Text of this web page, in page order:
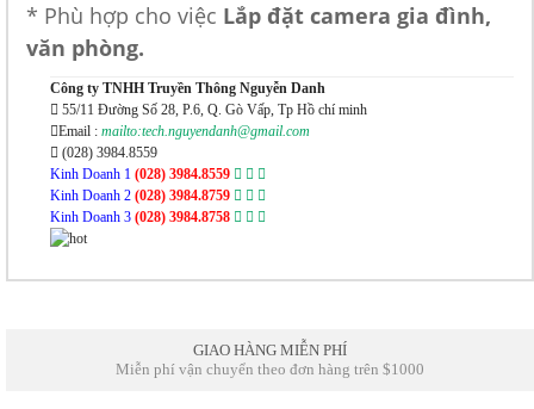
* Phù hợp cho việc Lắp đặt camera gia đình,
văn phòng.
Công ty TNHH Truyền Thông Nguyễn Danh
55/11 Đường Số 28, P.6, Q. Gò Vấp, Tp Hồ chí minh
Email : mailto:tech.nguyendanh@gmail.com
(028) 3984.8559
Kinh Doanh 1 (028) 3984.8559
Kinh Doanh 2 (028) 3984.8759
Kinh Doanh 3 (028) 3984.8758
GIAO HÀNG MIỄN PHÍ
Miễn phí vận chuyển theo đơn hàng trên $1000